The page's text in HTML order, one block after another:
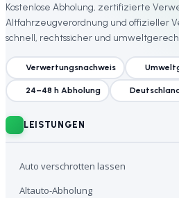
Kostenlose Abholung, zertifizierte
Altfahrzeugverordnung und offizieller
schnell, rechtssicher und
Verwertungsnachweis
24–48 h Abholung
LEISTUNGEN
Auto verschrotten lassen
Altauto-Abholung